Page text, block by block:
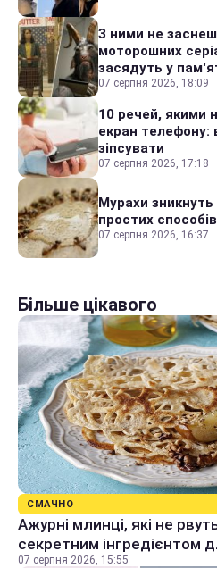
З ними не
моторошних
засядуть у
07 серпня 2026, 18:09
10 речей, якими
екран телефону:
зіпсувати
07 серпня 2026, 17:18
Мурахи зникнуть
простих
07 серпня 2026, 16:37
Більше цікавого
СМАЧНО
Ажурні млинці, які не
секретним інгредієнтом
07 серпня 2026, 15:55